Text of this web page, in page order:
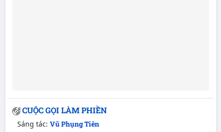
CUỘC GỌI LÀM PHIỀN
Sáng tác: Vũ Phụng Tiên